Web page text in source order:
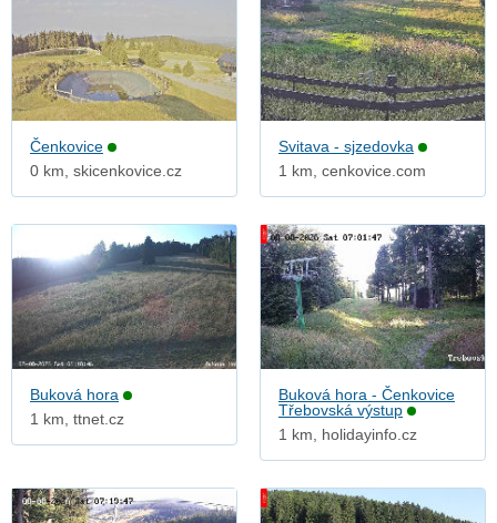
Čenkovice
0 km, skicenkovice.cz
Svitava - sjzedovka
1 km, cenkovice.com
Buková hora
1 km, ttnet.cz
Buková hora - Čenkovice
Třebovská výstup
1 km, holidayinfo.cz